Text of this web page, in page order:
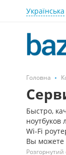
Українська
Головна
Быстро,
ноутбуков
Wi-Fi
Вы можете
Розгорнутий